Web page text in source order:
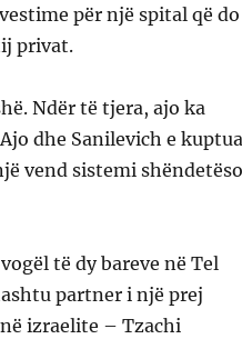
për një spital që do
privat.
Ndër të tjera, ajo ka
dhe Sanilevich e
vend sistemi
të dy bareve në Tel
partner i një prej
izraelite – Tzachi